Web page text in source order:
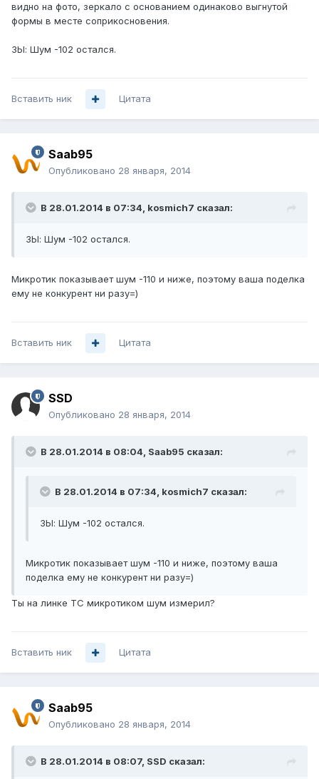
видно на фото, зеркало с основанием одинаково выгнутой
формы в месте соприкосновения.
ЗЫ: Шум -102 остался.
Вставить ник Цитата
Saab95
Опубликовано 28 января, 2014
В 28.01.2014 в 07:34, kosmich7 сказал:
ЗЫ: Шум -102 остался.
Микротик показывает шум -110 и ниже, поэтому ваша поделка
ему не конкурент ни разу=)
Вставить ник Цитата
SSD
Опубликовано 28 января, 2014
В 28.01.2014 в 08:04, Saab95 сказал:
В 28.01.2014 в 07:34, kosmich7 сказал:
ЗЫ: Шум -102 остался.
Микротик показывает шум -110 и ниже, поэтому ваша
поделка ему не конкурент ни разу=)
Ты на линке ТС микротиком шум измерил?
Вставить ник Цитата
Saab95
Опубликовано 28 января, 2014
В 28.01.2014 в 08:07, SSD сказал: